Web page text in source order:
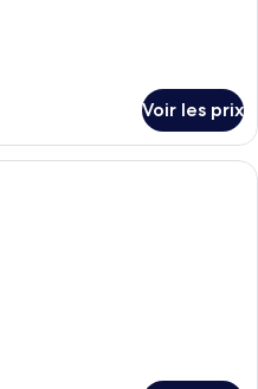
Voir les prix
Une terrasse sur le toit, avec des